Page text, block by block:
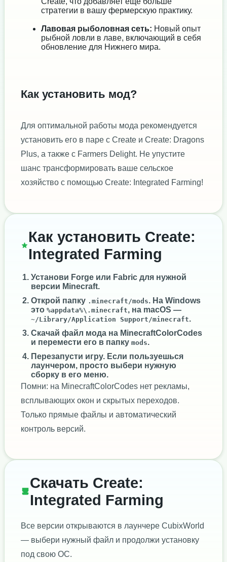
стратегии в вашу фермерскую практику.
Лавовая рыболовная сеть: Новый опыт
рыбной ловли в лаве, включающий в себя
обновление для Нижнего мира.
Как установить мод?
Для оптимальной работы мода рекомендуется
установить его в паре с Create и Create: Dragons
Plus, а также с Farmers Delight. Не упустите
шанс трансформировать ваше сельское
хозяйство с помощью Create: Integrated Farming!
Как установить Create:
Integrated Farming
Установи Forge или Fabric для нужной
версии Minecraft.
Открой папку .minecraft/mods. На Windows
это %appdata%\.minecraft, на macOS —
~/Library/Application Support/minecraft.
Скачай файл мода на MinecraftColorCodes
и перемести его в папку mods.
Перезапусти игру. Если пользуешься
лаунчером, просто выбери нужную
сборку в его меню.
Помни: на MinecraftColorCodes нет рекламы,
всплывающих окон и скрытых переходов.
Только прямые файлы и автоматический
контроль версий.
Скачать Create:
Integrated Farming
Все версии открываются в лаунчере CubixWorld
— выбери нужный файл и продолжи установку
под свою ОС.